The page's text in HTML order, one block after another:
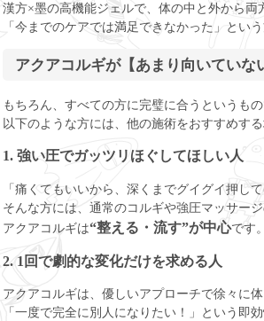
漢方×墨の高機能ジェルで、体の中と外から両
「今までのケアでは満足できなかった」とい
アクアコルギが【あまり向いていな
もちろん、すべての方に完璧に合うというもの
以下のような方には、他の施術をおすすめする
1. 強い圧でガッツリほぐしてほしい人
「痛くてもいいから、深くまでグイグイ押して
そんな方には、通常のコルギや強圧マッサー
アクアコルギは“整える・流す”が中心です。
2. 1回で劇的な変化だけを求める人
アクアコルギは、優しいアプローチで徐々に
「一度で完全に別人になりたい！」という即